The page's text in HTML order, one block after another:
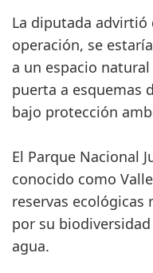
La diputada advirtió
operación, se
a un espacio
puerta a esquemas
bajo protección
El Parque Nacional
conocido como
reservas
por su
agua.